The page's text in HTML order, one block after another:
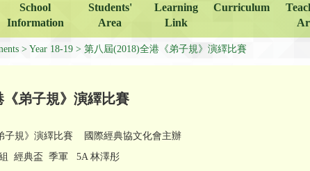
School
Information
Students'
Area
Learning
Link
Curriculum
Year 18-19 第八屆(2018)全港《弟子規》演繹比賽
《弟子規》演繹比賽
子規》演繹比賽 國際經典協文化會主辦
經典盃 季軍 5A 林澤彤